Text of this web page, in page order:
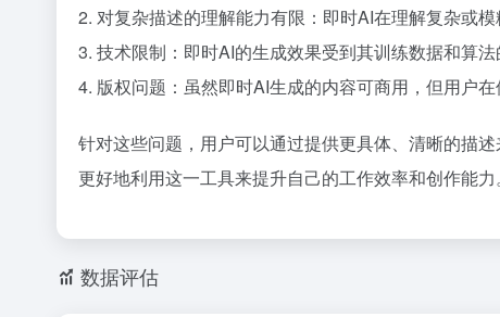
2. 对复杂描述的理解能力有限：即时AI在理解复杂或
3. 技术限制：即时AI的生成效果受到其训练数据和算
4. 版权问题：虽然即时AI生成的内容可商用，但用户
针对这些问题，用户可以通过提供更具体、清晰的描
更好地利用这一工具来提升自己的工作效率和创作能力。
数据评估